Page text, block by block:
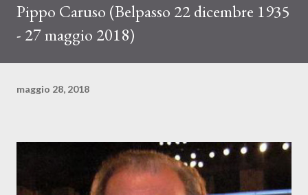
Pippo Caruso (Belpasso 22 dicembre 1935
- 27 maggio 2018)
maggio 28, 2018